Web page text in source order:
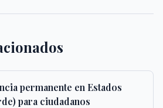
permanente en Estados
para ciudadanos